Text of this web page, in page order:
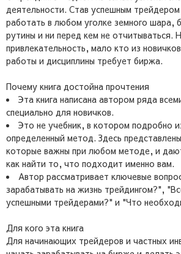
деятельности. Став успешным
работать в любом уголке земного шара,
рутины и ни перед кем не отчитываться.
привлекательность, мало кто из
работы и дисциплины требует биржа.
Почему книга достойна прочтения
Эта книга написана автором ряда
специально для новичков.
Это не учебник, в котором подробно
определенный метод. Здесь
которые важны при любом методе, и
как найти то, что подходит именно вам.
Автор рассматривает ключевые
зарабатывать на жизнь трейдингом?",
успешными трейдерами?" и "Что
Для кого эта книга
Для начинающих трейдеров и частных